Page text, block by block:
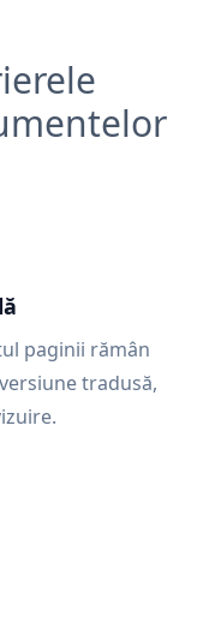
paginii rămân
tradusă,